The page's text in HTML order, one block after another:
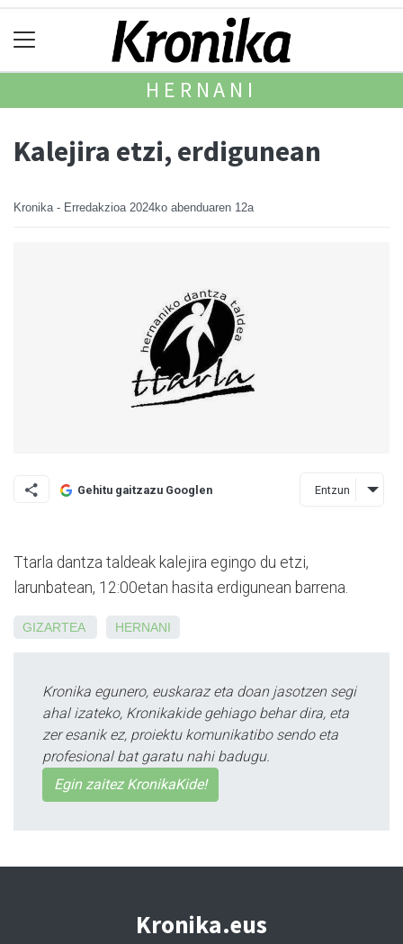
HERNANI
Kalejira etzi, erdigunean
Kronika - Erredakzioa 2024ko abenduaren 12a
Gehitu gaitzazu Googlen Entzun
Ttarla dantza taldeak kalejira egingo du etzi,
larunbatean, 12:00etan hasita erdigunean barrena.
GIZARTEA HERNANI
Kronika egunero, euskaraz eta doan jasotzen segi
ahal izateko, Kronikakide gehiago behar dira, eta
zer esanik ez, proiektu komunikatibo sendo eta
profesional bat garatu nahi badugu.
Egin zaitez KronikaKide!
Kronika.eus